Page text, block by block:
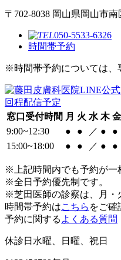
〒702-8038 岡山県岡山市南
050-5533-6326
時間帯予約
※時間帯予約については、
窓口受付時間 月 火 水 木 金
9:00~12:30
● ● ／ ● ●
15:00~18:00
● ● ／ ● ●
※上記時間内でも予約が一
※全日予約優先制です。
※芝田医師の診察は、月・
時間帯予約はこちら をご確
予約に関する よくある質問
休診日 水曜、日曜、祝日